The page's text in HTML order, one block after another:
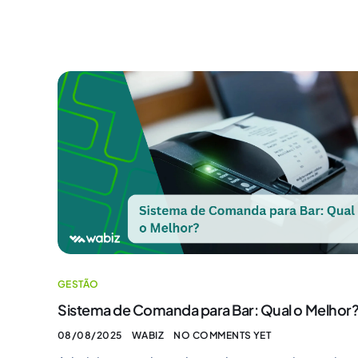
GESTÃO
Sistema de Comanda para Bar: Qual o
08/08/2025 WABIZ NO COMMENTS YET